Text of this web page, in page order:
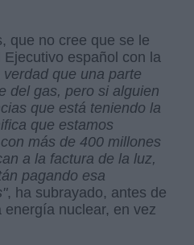
que no cree que se le
español con la
verdad que una parte
del gas, pero si alguien
que está teniendo la
que estamos
más de 400 millones
a la factura de la luz,
pagando esa
, ha subrayado, antes de
nuclear, en vez